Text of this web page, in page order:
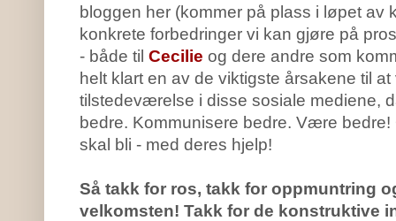
bloggen her (kommer på plass i løpet av
konkrete forbedringer vi kan gjøre på
- både til Cecilie og dere andre som
helt klart en av de viktigste årsakene til
tilstedeværelse i disse sosiale mediene,
bedre. Kommunisere bedre. Være bedre!
skal bli - med deres hjelp!
Så takk for ros, takk for oppmuntring
velkomsten! Takk for de konstruktive